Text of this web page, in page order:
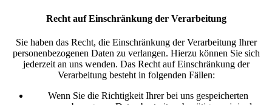
Recht auf Einschränkung der Verarbeitung
Sie haben das Recht, die Einschränkung der Verarbeitung Ihrer
personenbezogenen Daten zu verlangen. Hierzu können Sie sich
jederzeit an uns wenden. Das Recht auf Einschränkung der
Verarbeitung besteht in folgenden Fällen:
Wenn Sie die Richtigkeit Ihrer bei uns gespeicherten